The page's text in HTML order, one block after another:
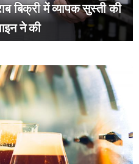
बिक्री में व्यापक सुस्ती की
ने की